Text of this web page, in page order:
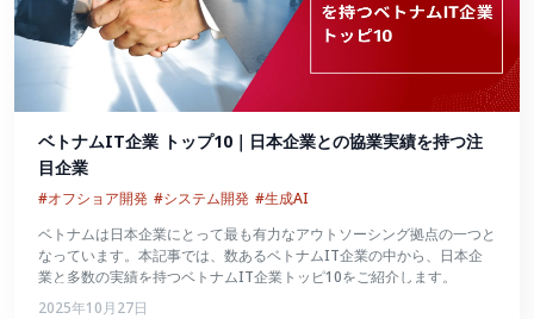
ベトナムIT企業 トップ10｜日本企業との協業実績を持つ注
目企業
#オフショア開発 #システム開発 #生成AI
ベトナムは日本企業にとって最も有力なアウトソーシング拠点の一つと
なっています。本記事では、数あるベトナムIT企業の中から、日本企
業と多数の実績を持つベトナムIT企業トッピ10をご紹介します。
2025年10月27日